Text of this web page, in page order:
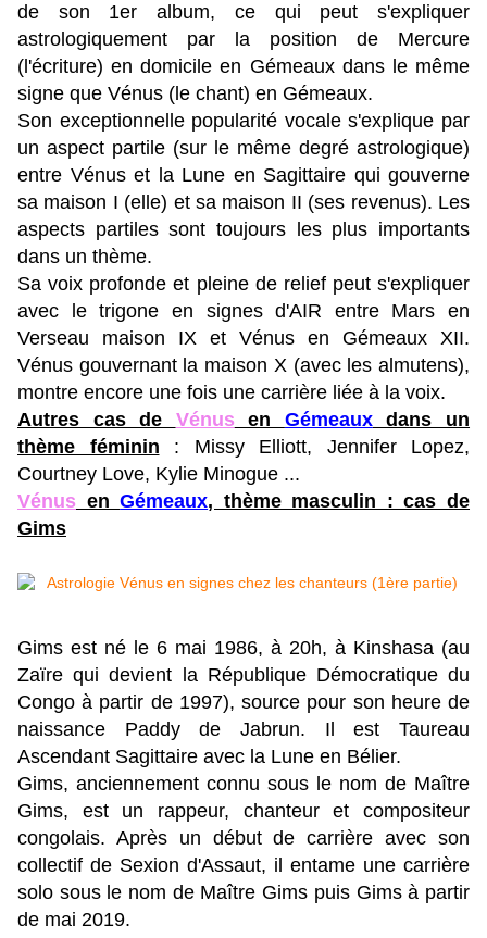
de son 1er album, ce qui peut s'expliquer
astrologiquement par la position de Mercure
(l'écriture) en domicile en Gémeaux dans le même
signe que Vénus (le chant) en Gémeaux.
Son exceptionnelle popularité vocale s'explique par
un aspect partile (sur le même degré astrologique)
entre Vénus et la Lune en Sagittaire qui gouverne
sa maison I (elle) et sa maison II (ses revenus). Les
aspects partiles sont toujours les plus importants
dans un thème.
Sa voix profonde et pleine de relief peut s'expliquer
avec le trigone en signes d'AIR entre Mars en
Verseau maison IX et Vénus en Gémeaux XII.
Vénus gouvernant la maison X (avec les almutens),
montre encore une fois une carrière liée à la voix.
Autres cas de Vénusen Gémeauxdans un
thème féminin : Missy Elliott, Jennifer Lopez,
Courtney Love, Kylie Minogue ...
Vénus enGémeaux, thème masculin : cas de
Gims
Gims est né le 6 mai 1986, à 20h, à Kinshasa (au
Zaïre qui devient la République Démocratique du
Congo à partir de 1997), source pour son heure de
naissance Paddy de Jabrun. Il est Taureau
Ascendant Sagittaire avec la Lune en Bélier.
Gims, anciennement connu sous le nom de Maître
Gims, est un rappeur, chanteur et compositeur
congolais. Après un début de carrière avec son
collectif de Sexion d'Assaut, il entame une carrière
solo sous le nom de Maître Gims puis Gims à partir
de mai 2019.